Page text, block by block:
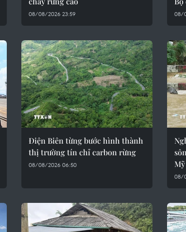
08/08/2026 23:59 08/
Điện Biên từng bước hình thành
thị trường tín chỉ carbon rừng
08/08/2026 06:50
08/